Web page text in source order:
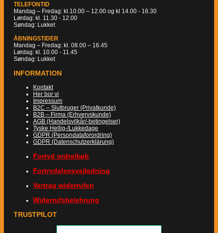
TELEFONTID
Mandag – Fredag: kl.10.00 – 12.00 og kl 14.00 - 16.30
Lørdag: kl. 11.30 - 12.00
Søndag: Lukket
ÅBNINGSTIDER
Mandag – Fredag: kl. 08.00 – 16.45
Lørdag: kl. 10.00 - 11.45
Søndag: Lukket
INFORMATION
Kontakt
Her bor vi
Impressum
B2C – Slutbruger (Privatkunde)
B2B – Firma (Erhvervskunde)
AGB (Handelsvilkår/-betingelser)
Tyske Hellig-/Lukkedage
GDPR (Persondataforordring)
GDPR (Datenschutzerklärung)
Fortyd ordre/køb
Fortrydelsesvejledning
Vertrag widerrufen
Widerrufsbelehrung
TRUSTPILOT